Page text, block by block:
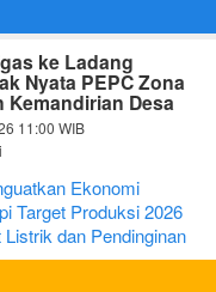
ke Ladang
Nyata PEPC Zona
Kemandirian Desa
11:00 WIB
Ekonomi
Target Produksi 2026
dan Pendinginan